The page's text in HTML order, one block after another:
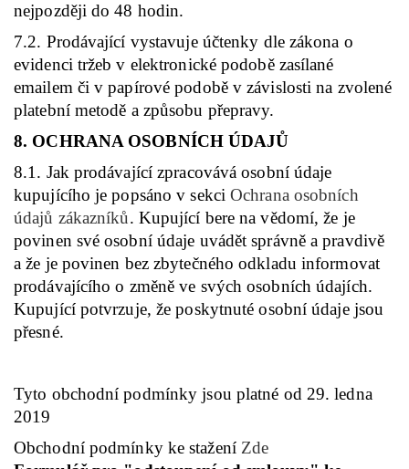
nejpozději do 48 hodin.
7.2. Prodávající vystavuje účtenky dle zákona o
evidenci tržeb v elektronické podobě zasílané
emailem či v papírové podobě v závislosti na zvolené
platební metodě a způsobu přepravy.
8. OCHRANA OSOBNÍCH ÚDAJŮ
8.1. Jak prodávající zpracovává osobní údaje
kupujícího je popsáno v sekciOchrana osobních
údajů zákazníků. Kupující bere na vědomí, že je
povinen své osobní údaje uvádět správně a pravdivě
a že je povinen bez zbytečného odkladu informovat
prodávajícího o změně ve svých osobních údajích.
Kupující potvrzuje, že poskytnuté osobní údaje jsou
přesné.
Tyto obchodní podmínky jsou platné od 29. ledna
2019
Obchodní podmínky ke stažení Zde